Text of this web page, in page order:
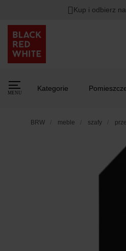
Kup i odbierz
MENU
Kategorie
BRW meble szafy